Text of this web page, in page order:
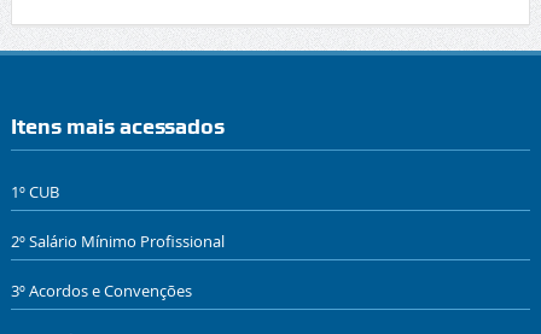
Itens mais acessados
1º CUB
2º Salário Mínimo Profissional
3º Acordos e Convenções